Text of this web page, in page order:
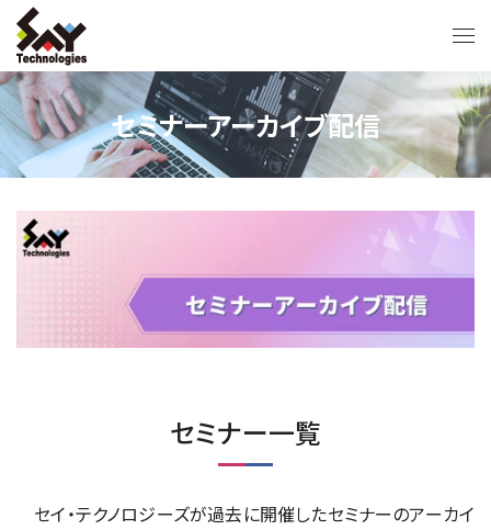
セミナーアーカイブ配信
セミナー一覧
セイ・テクノロジーズが過去に開催したセミナーのアーカイ